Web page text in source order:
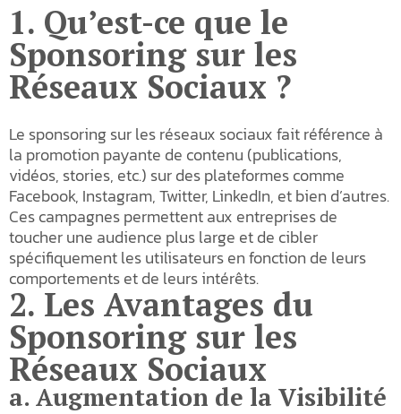
1. Qu’est-ce que le
Sponsoring sur les
Réseaux Sociaux ?
Le sponsoring sur les réseaux sociaux fait référence à
la promotion payante de contenu (publications,
vidéos, stories, etc.) sur des plateformes comme
Facebook, Instagram, Twitter, LinkedIn, et bien d’autres.
Ces campagnes permettent aux entreprises de
toucher une audience plus large et de cibler
spécifiquement les utilisateurs en fonction de leurs
comportements et de leurs intérêts.
2. Les Avantages du
Sponsoring sur les
Réseaux Sociaux
a. Augmentation de la Visibilité